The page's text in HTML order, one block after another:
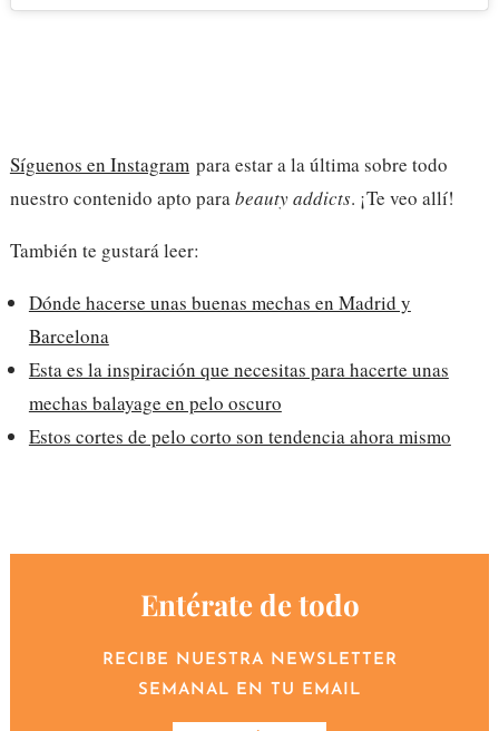
Síguenos en Instagram para estar a la última sobre todo
nuestro contenido apto parabeauty addicts. ¡Te veo allí!
También te gustará leer:
Dónde hacerse unas buenas mechas en Madrid y
Barcelona
Esta es la inspiración que necesitas para hacerte unas
mechas balayage en pelo oscuro
Estos cortes de pelo corto son tendencia ahora mismo
Entérate de todo
RECIBE NUESTRA NEWSLETTER
SEMANAL EN TU EMAIL